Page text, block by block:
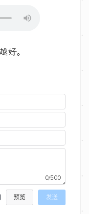
好。
0/500
预览 发送